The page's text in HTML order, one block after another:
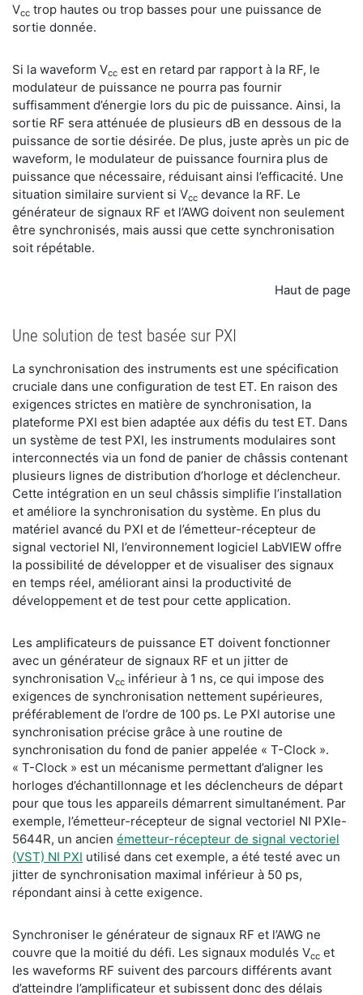
Vcc trop hautes ou trop basses pour une puissance de
sortie donnée.
Si la waveform Vcc est en retard par rapport à la RF, le
modulateur de puissance ne pourra pas fournir
suffisamment d’énergie lors du pic de puissance. Ainsi, la
sortie RF sera atténuée de plusieurs dB en dessous de la
puissance de sortie désirée. De plus, juste après un pic de
waveform, le modulateur de puissance fournira plus de
puissance que nécessaire, réduisant ainsi l’efficacité. Une
situation similaire survient si Vcc devance la RF. Le
générateur de signaux RF et l’AWG doivent non seulement
être synchronisés, mais aussi que cette synchronisation
soit répétable.
Haut de page
Une solution de test basée sur PXI
La synchronisation des instruments est une spécification
cruciale dans une configuration de test ET. En raison des
exigences strictes en matière de synchronisation, la
plateforme PXI est bien adaptée aux défis du test ET. Dans
un système de test PXI, les instruments modulaires sont
interconnectés via un fond de panier de châssis contenant
plusieurs lignes de distribution d’horloge et déclencheur.
Cette intégration en un seul châssis simplifie l’installation
et améliore la synchronisation du système. En plus du
matériel avancé du PXI et de l’émetteur-récepteur de
signal vectoriel NI, l’environnement logiciel LabVIEW offre
la possibilité de développer et de visualiser des signaux
en temps réel, améliorant ainsi la productivité de
développement et de test pour cette application.
Les amplificateurs de puissance ET doivent fonctionner
avec un générateur de signaux RF et un jitter de
synchronisation Vcc inférieur à 1 ns, ce qui impose des
exigences de synchronisation nettement supérieures,
préférablement de l’ordre de 100 ps. Le PXI autorise une
synchronisation précise grâce à une routine de
synchronisation du fond de panier appelée « T-Clock ».
« T-Clock » est un mécanisme permettant d’aligner les
horloges d’échantillonnage et les déclencheurs de départ
pour que tous les appareils démarrent simultanément. Par
exemple, l’émetteur-récepteur de signal vectoriel NI PXIe-
5644R, un ancien émetteur-récepteur de signal vectoriel
(VST) NI PXI utilisé dans cet exemple, a été testé avec un
jitter de synchronisation maximal inférieur à 50 ps,
répondant ainsi à cette exigence.
Synchroniser le générateur de signaux RF et l’AWG ne
couvre que la moitié du défi. Les signaux modulés Vcc et
les waveforms RF suivent des parcours différents avant
d’atteindre l’amplificateur et subissent donc des délais